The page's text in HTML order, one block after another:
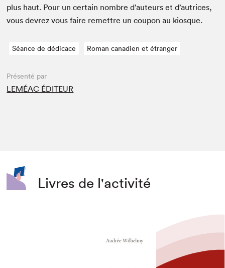
plus haut. Pour un cer­tain nom­bre d’auteurs et d’autrices,
vous devrez vous faire remet­tre un coupon au kiosque.
Séance de dédicace Roman canadien et étranger
Présenté par
LEMÉAC ÉDITEUR
Livres de l'activité